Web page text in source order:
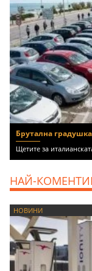
Брутална
Щетите за
НАЙ-
НОВИНИ